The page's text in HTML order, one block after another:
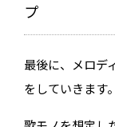
プ
最後に、メロデ
をしていきます。